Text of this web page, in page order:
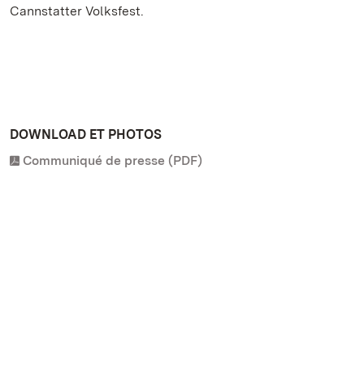
Cannstatter Volksfest.
DOWNLOAD ET PHOTOS
Communiqué de presse (PDF)